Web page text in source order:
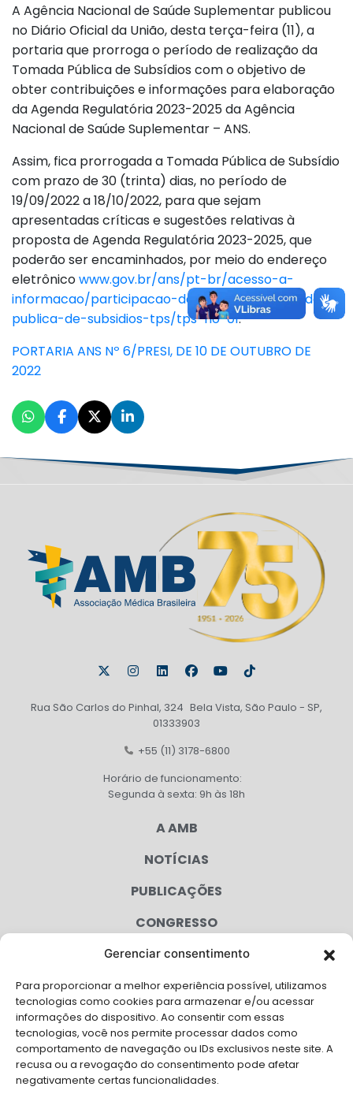
Gerenciar consentimento
Para proporcionar a melhor experiência possível, utilizamos
tecnologias como cookies para armazenar e/ou acessar
informações do dispositivo. Ao consentir com essas
tecnologias, você nos permite processar dados como
comportamento de navegação ou IDs exclusivos neste site. A
recusa ou a revogação do consentimento pode afetar
negativamente certas funcionalidades.
A Agência Nacional de Saúde Suplementar publicou
no Diário Oficial da União, desta terça-feira (11), a
portaria que prorroga o período de realização da
Tomada Pública de Subsídios com o objetivo de
obter contribuições e informações para elaboração
da Agenda Regulatória 2023-2025 da Agência
Nacional de Saúde Suplementar – ANS.
Assim, fica prorrogada a Tomada Pública de Subsídio
com prazo de 30 (trinta) dias, no período de
19/09/2022 a 18/10/2022, para que sejam
apresentadas críticas e sugestões relativas à
proposta de Agenda Regulatória 2023-2025, que
poderão ser encaminhados, por meio do endereço
eletrônicowww.gov.br/ans/pt-br/acesso-a-
informacao/participacao-da-sociedade/tomada-
publica-de-subsidios-tps/tps-no-01.
PORTARIA ANS Nº 6/PRESI, DE 10 DE OUTUBRO DE
2022
Rua São Carlos do Pinhal, 324 Bela Vista, São Paulo - SP,
01333903
+55 (11) 3178-6800
Horário de funcionamento:
Segunda à sexta: 9h às 18h
A AMB
NOTÍCIAS
PUBLICAÇÕES
CONGRESSO
AGENDA
CAMPANHAS
SERVIÇOS
FILIADAS
LGPD